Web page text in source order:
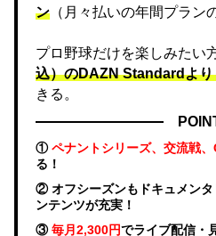
ン （月々払いの年間プラン
プロ野球だけを楽しみたい
込）のDAZN Standard​より
きる。
①ペナントシリーズ、交流戦
る！
② オフシーズンもドキュメンタ
ンテンツが充実！
③毎月2,300円でライブ配信・